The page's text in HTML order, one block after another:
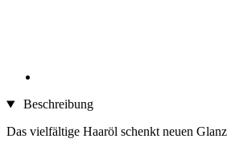
Beschreibung
Das vielfältige Haaröl schenkt neuen